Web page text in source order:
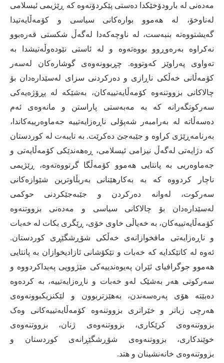
مەدەنی لە بارودۆخێکدا دەستی پێکردۆتەوە کە ڕێژیمی ئیسلامی
لەناوخۆ، لە هەموو بوارەکانی سیاسی و کۆمەڵایەتیدا
گەیشتووەتە بنبەست، لە ناوچەکەدا لەگەڵ شکستی قەرەبوو
نەکراوە بەرەوڕوو بووەتەوە و لە ئاستی نێودەوڵەتیشدا بە
تەواوی پەراوێز کەوتووە. چڕبوونەوەی گوشارەکان لەسەر
کۆمەڵانی خەڵکی ناڕازی و دەرکردنی سزای لەسێدارەدان بۆ
چالاکانی بزووتنەوە کۆمەڵایەتییەکان، بەشێکە لە پڕۆژەیەکی
سەرکوتگەرانە کە بە مەبەستی پاراستن و مانەوەی ئەم
دەسەڵاتە لە بەرامبەر شەپۆلی ناڕەزایەتییە جەماوەرییەکاندا،
بەرنامەڕێژی کراوە و جێبەجێ دەکرێت. بە تایبەت لە کوردستان
کە دژایەتی لەگەڵ نیزامی ئیسلامی، ڕەهەندێکی کۆمەڵایەتی و
جەماوەریی بە پانتایی هەموو کۆمەڵگا گرتووەتەوە، ڕێژیمی
ناچار کردووە کە بە بەکارهێنانی بەربڵاوترین شێوازەکانی
سەرکوت، لەوانە دەرکردن و جێبەجێکردنی حوکمی
لەسێدارەدان بۆ چالاکانی سیاسی و مەدەنی بزووتنەوە
کۆمەڵایەتییەکان، بە خەیاڵی خاوی خۆی، ڕێگری بکات لە خەبات
و ناڕەزایەتی مافخوازانەی خەڵکی شۆڕشگێڕی کوردستان.
ئەوە لە کاتێکدایە کە خەبات و تێکۆشانی ئازادیخوازان بە پانتایی
هەموو جوگرافیای ئێران پەیوەندییەکی مێژوویی پەیداکردووە و
سەرکوتی هەر بەشێک لەو خەبات و ناڕەزایەتییە، بە کردەوە
دەبێتە هۆی پەرەسەندن، بەهێزتربوون و لێکنزیکبوونەوەی
هەرچی زیاتر و خێراتری بزووتنەوە کۆمەڵایەتییەکانی وەک
بزووتنەوەی کرێکاری، بزووتنەوەی ژنان، بزووتنەوەی
خوێندکاری، بزووتنەوەی شۆڕشگێڕانەی کوردستان و
بزووتنەوەی خانەنشینان و هتد.